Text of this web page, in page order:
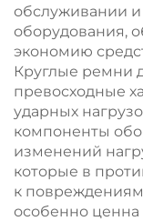
обслуживании и
оборудования,
экономию
Круглые ремни
превосходные
ударных
компоненты
изменений
которые в
к
особенно